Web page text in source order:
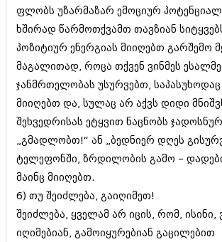
ივნისი 2014 (366)
მაისი 2014 (313)
აპრილი 2014 (290)
მარტი 2014 (413)
თებერვალი 2014 (318)
იანვარი 2014 (297)
ნოემბერი 2013 (279)
ოქტომბერი 2013 (256)
სექტემბერი 2013 (368)
აგვისტო 2013 (89)
ივლისი 2013 (182)
ივნისი 2013 (212)
მაისი 2013 (259)
აპრილი 2013 (304)
მარტი 2013 (352)
თებერვალი 2013 (204)
ფლობს უზარმაზარ ემოციურ
ხშირად წარმოთქვამთ თავზიან
პოზიტიურ ენერგიას მიიღებთ გარშემო
მაგალითად, როცა თქვენ ვინმეს
ჯანმრთელობას უსურვებთ, საპასუხოდაც
მიიღებთ და, სულაც არ აქვს დიდი
შეხვედრისას ეტყვით ნაცნობს
„გმადლობთ!“ ან „ბედნიერ დღეს
ტელეფონში, ზრდილობის გამო –
მაინც მიიღებთ.
6) თუ შეიძლება, გაიღიმეთ!
შეიძლება, ყველამ არ იცის, რომ, ისინი,
იღიმებიან, გამოიყურებიან გაცილებით